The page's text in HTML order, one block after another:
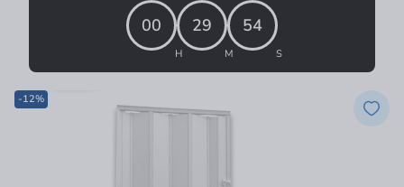
00
H
29
M
54
S
-12%